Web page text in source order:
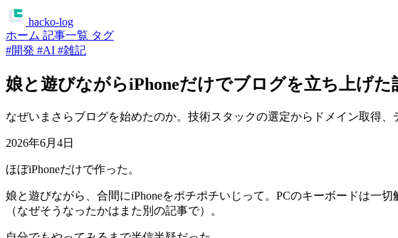
hacko-log
ホーム 記事一覧 タグ
#開発 #AI #雑記
娘と遊びながらiPhoneだけでブログを立ち上げた
なぜいまさらブログを始めたのか。技術スタックの選定からドメイン取得、
2026年6月4日
ほぼiPhoneだけで作った。
娘と遊びながら、合間にiPhoneをポチポチいじって。PCのキーボードは一
（なぜそうなったかはまた別の記事で）。